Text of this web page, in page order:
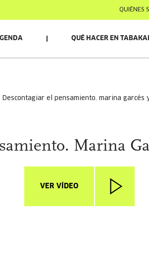
QUIÉNES
QUÉ HACER EN
descontagiar el pensamiento. marina garcés
Marina
VER VÍDEO